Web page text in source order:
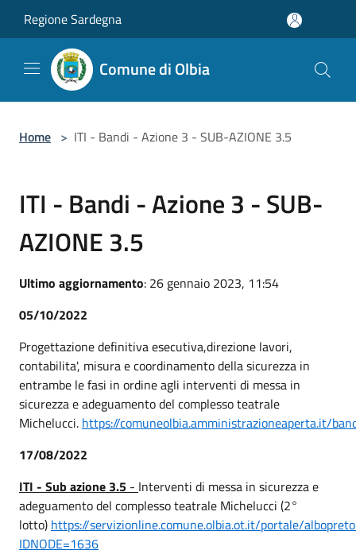
Regione Sardegna
Comune di Olbia
Home > ITI - Bandi - Azione 3 - SUB-AZIONE 3.5
ITI - Bandi - Azione 3 - SUB-
AZIONE 3.5
Ultimo aggiornamento: 26 gennaio 2023, 11:54
05/10/2022
Progettazione definitiva esecutiva,direzione lavori,
contabilita', misura e coordinamento della sicurezza in
entrambe le fasi in ordine agli interventi di messa in
sicurezza e adeguamento del complesso teatrale
Michelucci. https://comuneolbia.amministrazioneaperta.it/
17/08/2022
ITI - Sub azione 3.5 - Interventi di messa in sicurezza e
adeguamento del complesso teatrale Michelucci (2°
lotto) https://servizionline.comune.olbia.ot.it/portale/
IDNODE=1636